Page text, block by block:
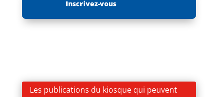
Inscrivez-vous
Les publications du kiosque qui peuvent